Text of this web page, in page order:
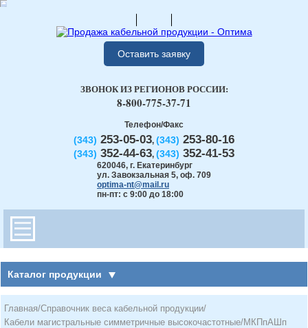
Оставить заявку
Телефон/Факс
(343) 253-05-03, (343) 253-80-16
(343) 352-44-63, (343) 352-41-53
620046, г. Екатеринбург
ул. Завокзальная 5, оф. 709
optima-nt@mail.ru
пн-пт: с 9:00 до 18:00
ЗВОНОК ИЗ РЕГИОНОВ РОССИИ:
8-800-775-37-71
Каталог продукции
Главная/Справочник веса кабельной продукции/
Кабели магистральные симметричные высокочастотные/МКПпАШп